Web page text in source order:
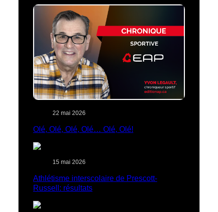
22 mai 2026
Olé, Olé, Olé, Olé… Olé, Olé!
15 mai 2026
Athlétisme interscolaire de Prescott-
Russell: résultats